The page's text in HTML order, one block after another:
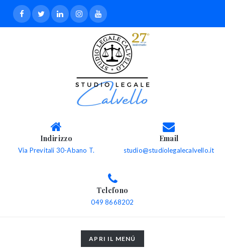
Indirizzo
Via Previtali 30-Abano T.
Email
studio@studiolegalecalvello.it
Telefono
049 8668202
TOGGLE
NAVIGATION
APRI IL MENÚ